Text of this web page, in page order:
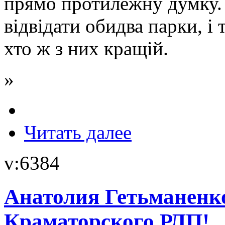
відвідати обидва парки,
хто ж з них кращій.
»
Читать далее
v:6384
Анатолия